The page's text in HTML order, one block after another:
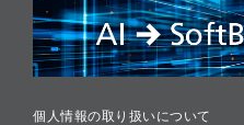
税務に対する取り組み
採用情報
個人情報の取り扱いについて